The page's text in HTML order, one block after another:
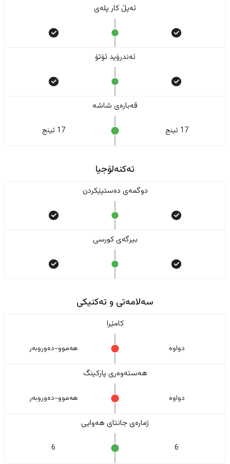
ئەپڵ کار پلەی
ئەندرۆید ئۆتۆ
قەبارەی شاشە
17 ئینج 17 ئینج
تەکنەلۆجیا
دوگمەی دەستپێکردن
بیرگەی کورسی
سەلامەتی و تەکنیکی
کامێرا
دواوە هەموو-دەوروبەر
هەستەوەری پارکینگ
دواوە هەموو-دەوروبەر
ژمارەی جانتای هەوایی
6
6